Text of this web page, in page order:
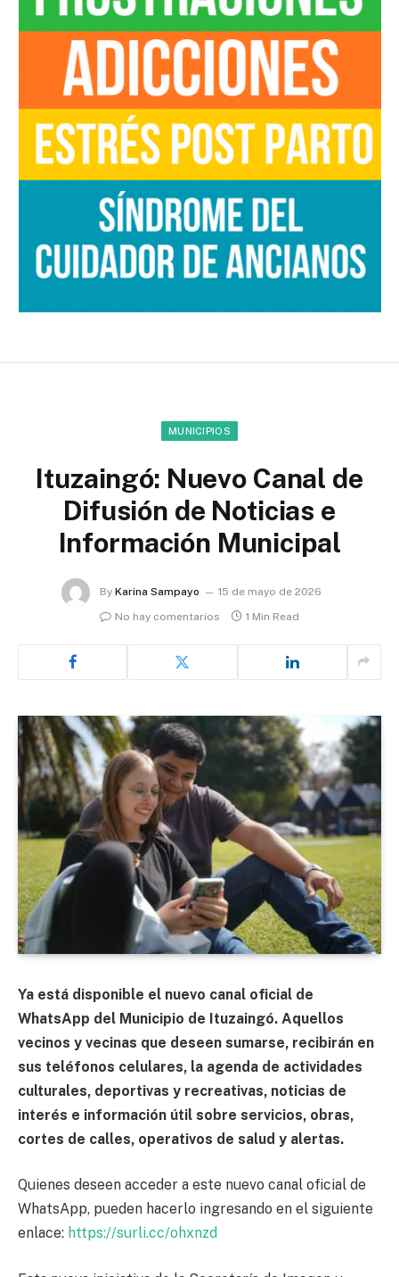
MUNICIPIOS
Ituzaingó: Nuevo Canal de
Difusión de Noticias e
Información Municipal
By Karina Sampayo
15 de mayo de 2026
No hay comentarios
1 Min Read
Ya está disponible el nuevo canal oficial de
WhatsApp del Municipio de Ituzaingó. Aquellos
vecinos y vecinas que deseen sumarse, recibirán en
sus teléfonos celulares, la agenda de actividades
culturales, deportivas y recreativas, noticias de
interés e información útil sobre servicios, obras,
cortes de calles, operativos de salud y alertas.
Quienes deseen acceder a este nuevo canal oficial de
WhatsApp, pueden hacerlo ingresando en el siguiente
enlace: https://surli.cc/ohxnzd